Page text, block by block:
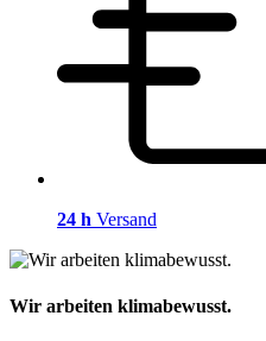
24 h Versand
Wir arbeiten klimabewusst.